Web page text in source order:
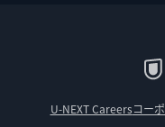
U-NEXT Careersコー